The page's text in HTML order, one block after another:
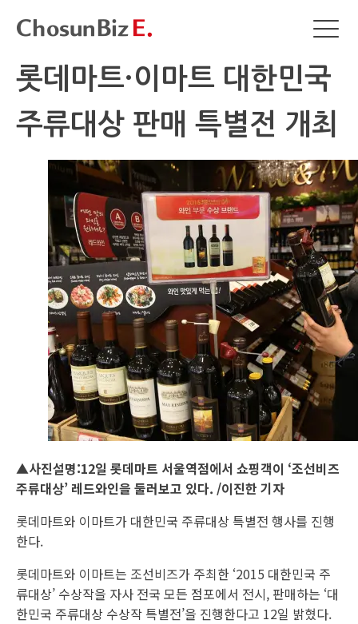
롯데마트·이마트 대한민국
주류대상 판매 특별전 개최
▲사진설명:12일 롯데마트 서울역점에서 쇼핑객이 ‘조선비즈
주류대상’ 레드와인을 둘러보고 있다. /이진한 기자
롯데마트와 이마트가 대한민국 주류대상 특별전 행사를 진행
한다.
롯데마트와 이마트는 조선비즈가 주최한 ‘2015 대한민국 주
류대상’ 수상작을 자사 전국 모든 점포에서 전시, 판매하는 ‘대
한민국 주류대상 수상작 특별전’을 진행한다고 12일 밝혔다.